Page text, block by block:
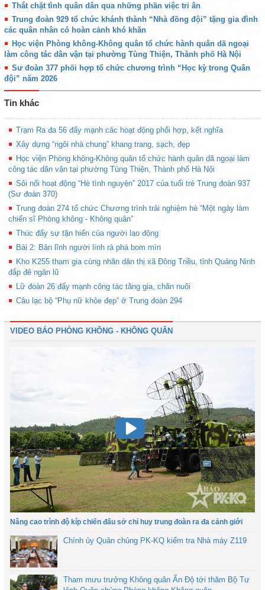
Thắt chặt tình quân dân qua những phần việc tri ân
Trung đoàn 929 tổ chức khánh thành “Nhà đồng đội” tặng gia đình
các quân nhân có hoàn cảnh khó khăn
Học viện Phòng không-Không quân tổ chức hành quân dã ngoại
làm công tác dân vận tại phường Tùng Thiện, Thành phố Hà Nội
Sư đoàn 377 phối hợp tổ chức chương trình “Học kỳ trong Quân
đội” năm 2026
Tin khác
Trạm Ra đa 56 đẩy mạnh các hoạt động phối hợp, kết nghĩa
Xây dựng “ngôi nhà chung” khang trang, sạch, đẹp
Học viện Phòng không-Không quân tổ chức hành quân dã ngoại làm
công tác dân vận tại phường Tùng Thiện, Thành phố Hà Nội
Sôi nổi hoạt động “Hè tình nguyện” 2017 của tuổi trẻ Trung đoàn 937
(Sư đoàn 370)
Trung đoàn 274 tổ chức Chương trình trải nghiệm hè “Một ngày làm
chiến sĩ Phòng không - Không quân”
Thúc đẩy sự tận hiến của người lao động
Bài 2: Bản lĩnh người lính rà phá bom mìn
Kho K255 tham gia cùng nhân dân thị xã Đông Triều, tỉnh Quảng Ninh
đắp đê ngăn lũ
Lữ đoàn 26 đẩy mạnh công tác tăng gia, chăn nuôi
Câu lạc bộ “Phụ nữ khỏe đẹp” ở Trung đoàn 294
VIDEO BÁO PHÒNG KHÔNG - KHÔNG QUÂN
Nâng cao trình độ kíp chiến đấu sở chỉ huy trung đoàn ra đa cảnh giới
Chính ủy Quân chủng PK-KQ kiểm tra Nhà máy Z119
Tham mưu trưởng Không quân Ấn Độ tới thăm Bộ Tư